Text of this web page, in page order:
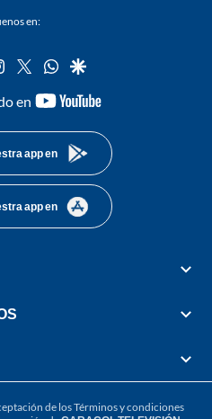
en:
instagram
twitterwhatsapp
google
en
youtube-
app en
app en
de losTérminos y condiciones